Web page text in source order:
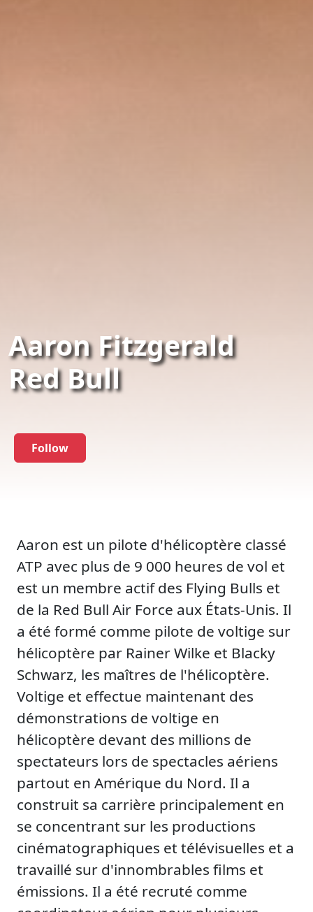
Aaron Fitzgerald
Red Bull
Follow
Aaron est un pilote d'hélicoptère classé
ATP avec plus de 9 000 heures de vol et
est un membre actif des Flying Bulls et
de la Red Bull Air Force aux États-Unis. Il
a été formé comme pilote de voltige sur
hélicoptère par Rainer Wilke et Blacky
Schwarz, les maîtres de l'hélicoptère.
Voltige et effectue maintenant des
démonstrations de voltige en
hélicoptère devant des millions de
spectateurs lors de spectacles aériens
partout en Amérique du Nord. Il a
construit sa carrière principalement en
se concentrant sur les productions
cinématographiques et télévisuelles et a
travaillé sur d'innombrables films et
émissions. Il a été recruté comme